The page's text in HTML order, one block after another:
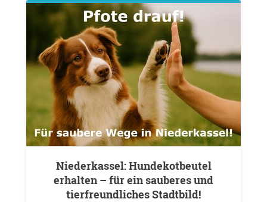
Niederkassel: Hundekotbeutel
erhalten – für ein sauberes und
tierfreundliches Stadtbild!